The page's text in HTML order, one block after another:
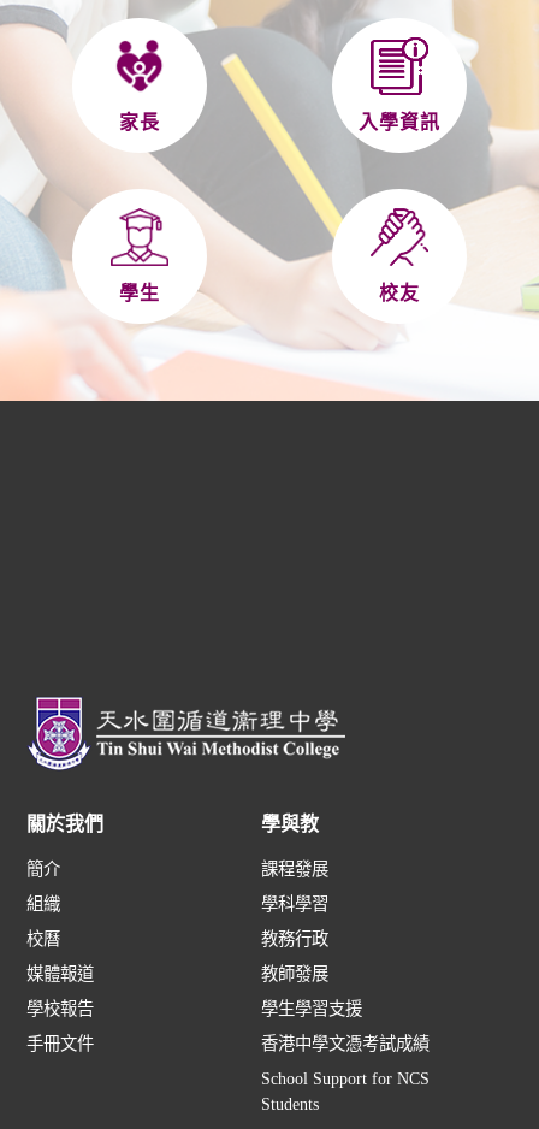
家長 入學資訊
學生 校友
關於我們
簡介
組織
校曆
媒體報道
學校報告
手冊文件
學與教
課程發展
學科學習
教務行政
教師發展
學生學習支援
香港中學文憑考試成績
School Support for NCS
Students